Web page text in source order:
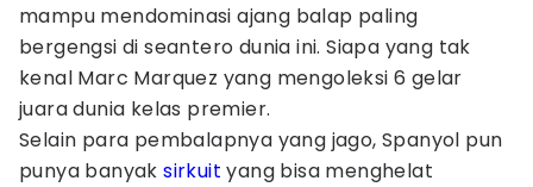
mampu mendominasi ajang balap paling
bergengsi di seantero dunia ini. Siapa yang tak
kenal Marc Marquez yang mengoleksi 6 gelar
juara dunia kelas premier.
Selain para pembalapnya yang jago, Spanyol pun
punya banyaksirkuit yang bisa menghelat